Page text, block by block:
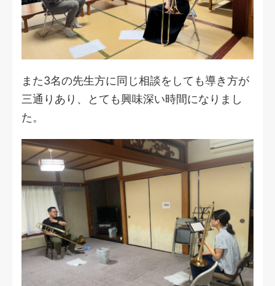
また3名の先生方に同じ相談をしても導き方が
三通りあり、とても興味深い時間になりまし
た。